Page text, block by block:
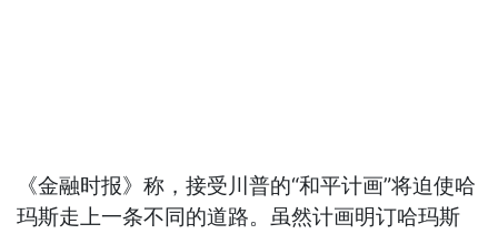
《金融时报》称，接受川普的“和平计画”将迫使哈
玛斯走上一条不同的道路。虽然计画明订哈玛斯